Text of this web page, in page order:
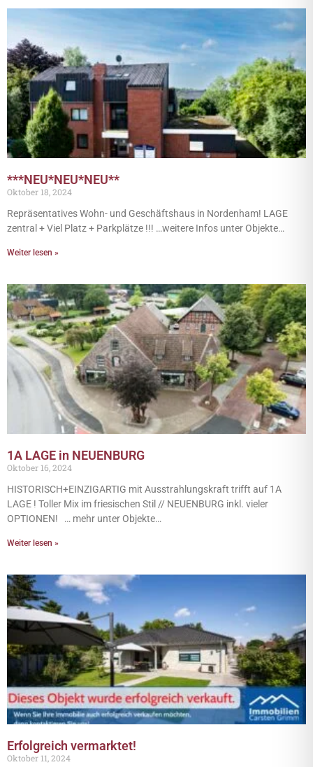
***NEU*NEU*NEU**
Oktober 18, 2024
Repräsentatives Wohn- und Geschäftshaus in Nordenham! LAGE
zentral + Viel Platz + Parkplätze !!! …weitere Infos unter Objekte…
Weiter lesen »
1A LAGE in NEUENBURG
Oktober 16, 2024
HISTORISCH+EINZIGARTIG mit Ausstrahlungskraft trifft auf 1A
LAGE ! Toller Mix im friesischen Stil // NEUENBURG inkl. vieler
OPTIONEN! … mehr unter Objekte…
Weiter lesen »
Erfolgreich vermarktet!
Oktober 11, 2024